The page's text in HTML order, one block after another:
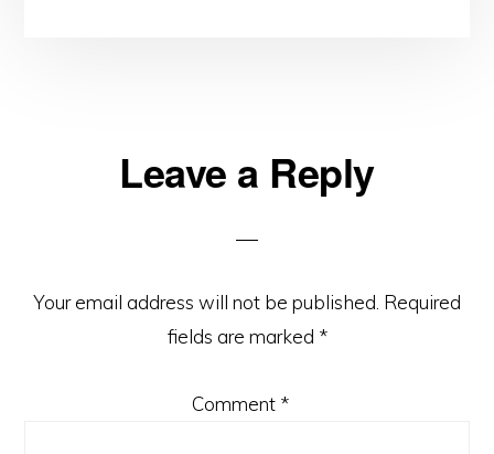
ReaderLeave a Reply
Your email address will not be published. Required
fields are marked *
Comment *